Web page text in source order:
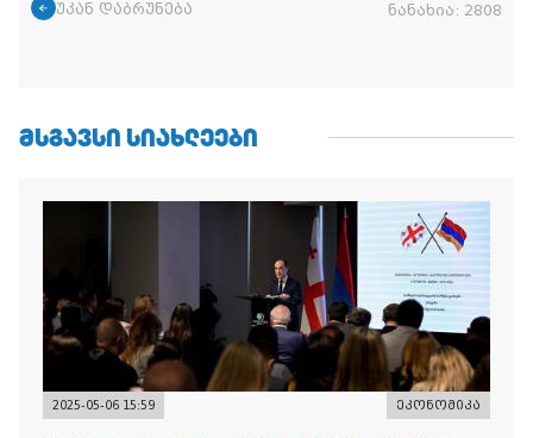
უკან დაბრუნება ნანახია: 2808
ᲛᲡᲒᲐᲕᲡᲘ ᲡᲘᲐᲮᲚᲔᲔᲑᲘ
2025-05-06 15:59 ეკონომიკა